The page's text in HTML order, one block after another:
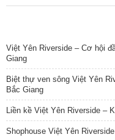
Việt Yên Riverside – Cơ hội
Giang
Biệt thự ven sông Việt Yên
Bắc Giang
Liền kề Việt Yên Riverside –
Shophouse Việt Yên